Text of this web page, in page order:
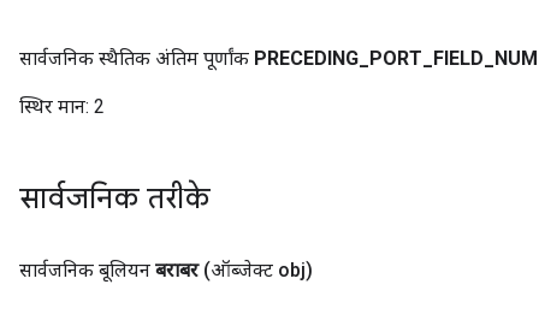
सार्वजनिक स्थैतिक अंतिम पूर्णांक PRECEDING PORT FIELD
स्थिर मान: 2
सार्वजनिक तरीके
सार्वजनिक बूलियन बराबर (ऑब्जेक्ट obj)